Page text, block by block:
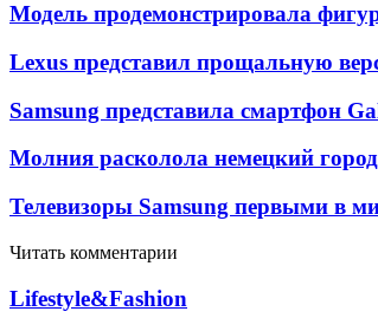
Модель продемонстрировала
Lexus представил прощальную
Samsung представила смартфон
Молния расколола немецкий
Телевизоры Samsung первыми в
Читать комментарии
Lifestyle&Fashion